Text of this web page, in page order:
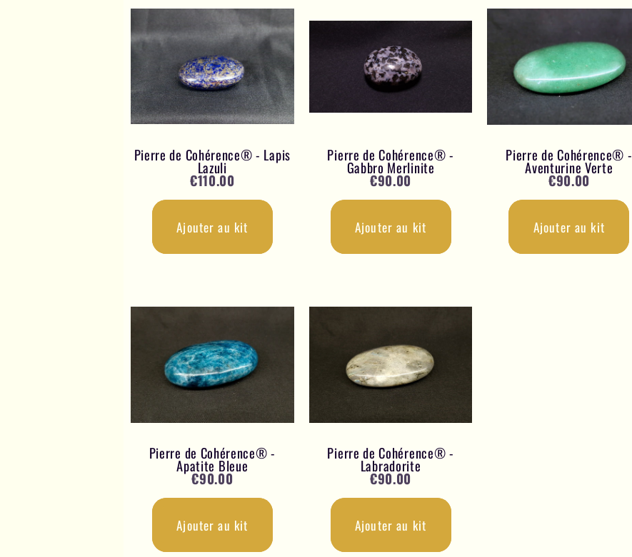
Pierre de Cohérence® - Lapis
Lazuli
€110.00
Ajouter au kit
Pierre de Cohérence® -
Gabbro Merlinite
€90.00
Ajouter au kit
Pierre de Cohérence® -
Aventurine Verte
€90.00
Ajouter au kit
Pierre de Cohérence® -
Apatite Bleue
€90.00
Ajouter au kit
Pierre de Cohérence® -
Labradorite
€90.00
Ajouter au kit